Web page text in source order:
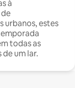
à
urbanos, estes
todas as
um lar.